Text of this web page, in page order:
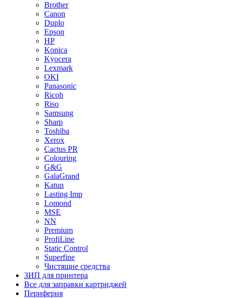
Brother
Canon
Duplo
Epson
HP
Konica
Kyocera
Lexmark
OKI
Panasonic
Ricoh
Riso
Samsung
Sharp
Toshiba
Xerox
Cactus PR
Colouring
G&G
GalaGrand
Katun
Lasting Imp
Lomond
MSE
NN
Premium
ProfiLine
Static Control
Superfine
Чистящие средства
ЗИП для принтера
Все для заправки картриджей
Периферия